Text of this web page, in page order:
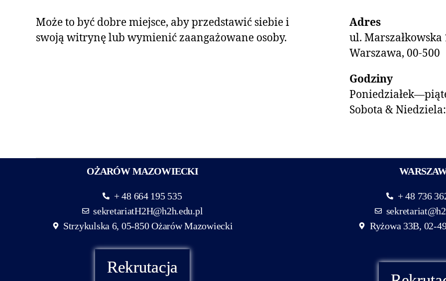
Może to być dobre miejsce, aby przedstawić siebie i
swoją witrynę lub wymienić zaangażowane osoby.
Adres
ul. Marszałkowska
Warszawa, 00-500
Godziny
Sobota &
OŻARÓW MAZOWIECKI
+ 48 664 195 535
sekretariatH2H@h2h.edu.pl
Strzykulska 6, 05-850 Ożarów Mazowiecki
Rekrutacja
+ 48 736
Ryżowa 33B, 02-